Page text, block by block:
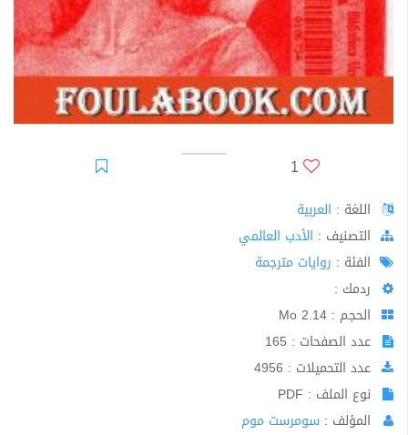
1
اللغة : العربية
اﻟﺘﺼﻨﻴﻒ : الأدب العالمي
الفئة : روايات مترجمة
ردمك :
الحجم : 2.14 Mo
عدد الصفحات : 165
عدد التحميلات : 4956
نوع الملف : PDF
المؤلف : سومرست موم